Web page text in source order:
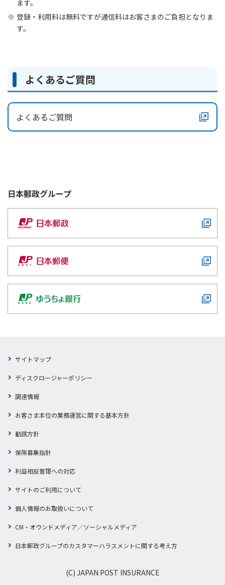
ます。
登録・利用料は無料ですが通信料はお客さまのご負担となりま
す。
よくあるご質問
よくあるご質問
日本郵政グループ
サイトマップ
ディスクロージャーポリシー
調達情報
お客さま本位の業務運営に関する基本方針
勧誘方針
保険募集指針
利益相反管理への対応
サイトのご利用について
個人情報のお取扱いについて
CM・オウンドメディア／ソーシャルメディア
日本郵政グループのカスタマーハラスメントに関する考え方
(C) JAPAN POST INSURANCE